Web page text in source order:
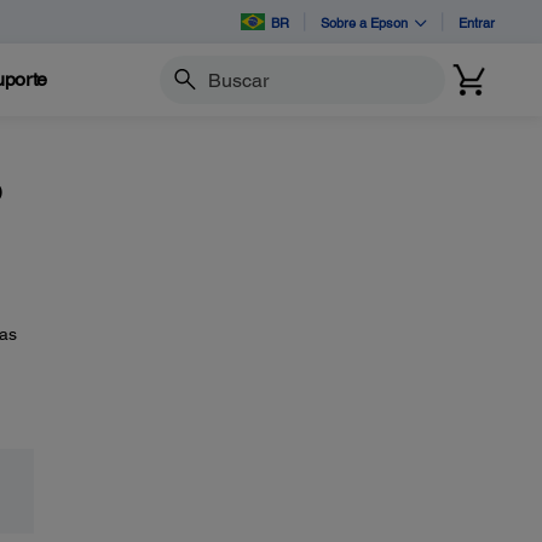
BR Sobre a Epson Entrar
Buscar